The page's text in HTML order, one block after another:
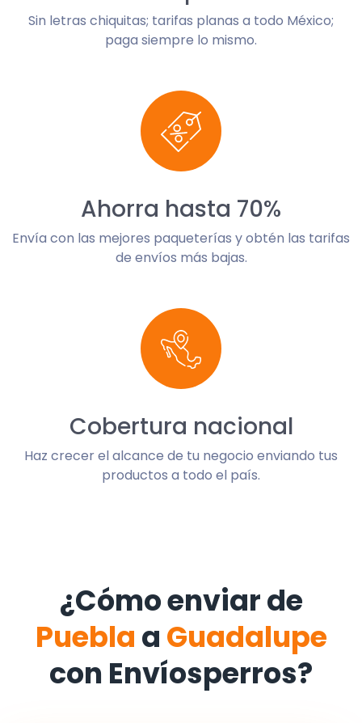
Sin letras chiquitas; tarifas planas a todo México;
paga siempre lo mismo.
Ahorra hasta 70%
Envía con las mejores paqueterías y obtén las tarifas
de envíos más bajas.
Cobertura nacional
Haz crecer el alcance de tu negocio enviando tus
productos a todo el país.
¿Cómo enviar de
Puebla a Guadalupe
con Envíosperros?